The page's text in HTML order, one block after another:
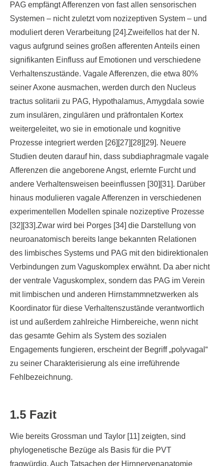
PAG empfängt Afferenzen von fast allen sensorischen
Systemen – nicht zuletzt vom nozizeptiven System – und
moduliert deren Verarbeitung [24].Zweifellos hat der N.
vagus aufgrund seines großen afferenten Anteils einen
signifikanten Einfluss auf Emotionen und verschiedene
Verhaltenszustände. Vagale Afferenzen, die etwa 80%
seiner Axone ausmachen, werden durch den Nucleus
tractus solitarii zu PAG, Hypothalamus, Amygdala sowie
zum insulären, zingulären und präfrontalen Kortex
weitergeleitet, wo sie in emotionale und kognitive
Prozesse integriert werden [26][27][28][29]. Neuere
Studien deuten darauf hin, dass subdiaphragmale vagale
Afferenzen die angeborene Angst, erlernte Furcht und
andere Verhaltensweisen beeinflussen [30][31]. Darüber
hinaus modulieren vagale Afferenzen in verschiedenen
experimentellen Modellen spinale nozizeptive Prozesse
[32][33].Zwar wird bei Porges [34] die Darstellung von
neuroanatomisch bereits lange bekannten Relationen
des limbisches Systems und PAG mit den bidirektionalen
Verbindungen zum Vaguskomplex erwähnt. Da aber nicht
der ventrale Vaguskomplex, sondern das PAG im Verein
mit limbischen und anderen Hirnstammnetzwerken als
Koordinator für diese Verhaltenszustände verantwortlich
ist und außerdem zahlreiche Hirnbereiche, wenn nicht
das gesamte Gehirn als System des sozialen
Engagements fungieren, erscheint der Begriff „polyvagal“
zu seiner Charakterisierung als eine irreführende
Fehlbezeichnung.
1.5 Fazit
Wie bereits Grossman und Taylor [11] zeigten, sind
phylogenetische Bezüge als Basis für die PVT
fragwürdig. Auch Tatsachen der Hirnnervenanatomie